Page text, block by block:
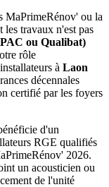
MaPrimeRénov' ou la
les travaux n'est pas
ou Qualibat)
rôle
à Laon
décennales
certifié par les foyers
d'un
RGE qualifiés
2026.
un acousticien ou
de l'unité